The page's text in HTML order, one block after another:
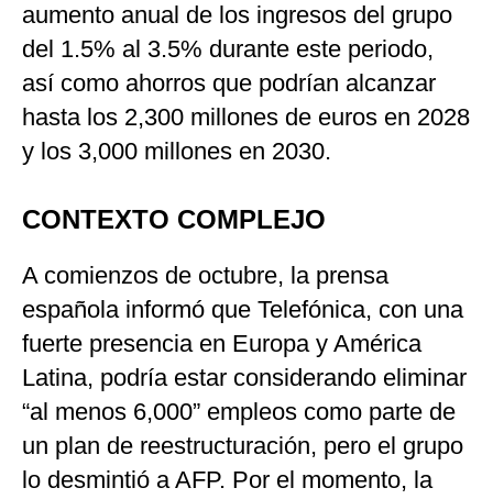
aumento anual de los ingresos del grupo
del 1.5% al 3.5% durante este periodo,
así como ahorros que podrían alcanzar
hasta los 2,300 millones de euros en 2028
y los 3,000 millones en 2030.
CONTEXTO COMPLEJO
A comienzos de octubre, la prensa
española informó que Telefónica, con una
fuerte presencia en Europa y América
Latina, podría estar considerando eliminar
“al menos 6,000” empleos como parte de
un plan de reestructuración, pero el grupo
lo desmintió a AFP. Por el momento, la